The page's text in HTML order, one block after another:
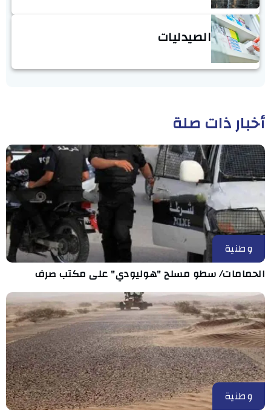
الصيدليات
أخبار ذات صلة
وطنية
الحمامات/ سطو مسلح "هوليودي" على مكتب صرف
وطنية